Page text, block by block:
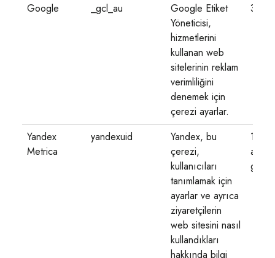
Google _gcl_au
Google Etiket
Yöneticisi,
hizmetlerini
kullanan web
sitelerinin reklam
verimliliğini
denemek için
çerezi ayarlar.
3 ay
Yandex
Metrica
yandexuid
Yandex, bu
çerezi,
kullanıcıları
tanımlamak için
ayarlar ve ayrıca
ziyaretçilerin
web sitesini nasıl
kullandıkları
hakkında bilgi
1 yıl 1
ay 4
gün